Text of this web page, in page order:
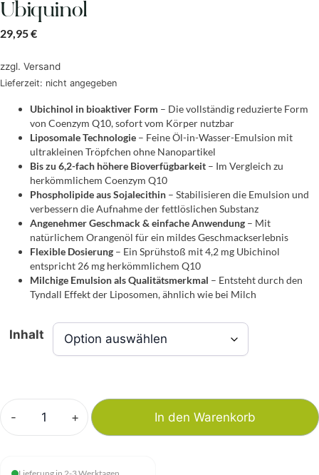
Ubiquinol
29,95€
zzgl. Versand
Lieferzeit: nicht angegeben
Ubichinol in bioaktiver Form – Die vollständig reduzierte Form
von Coenzym Q10, sofort vom Körper nutzbar
Liposomale Technologie – Feine Öl-in-Wasser-Emulsion mit
ultrakleinen Tröpfchen ohne Nanopartikel
Bis zu 6,2-fach höhere Bioverfügbarkeit – Im Vergleich zu
herkömmlichem Coenzym Q10
Phospholipide aus Sojalecithin – Stabilisieren die Emulsion und
verbessern die Aufnahme der fettlöslichen Substanz
Angenehmer Geschmack & einfache Anwendung – Mit
natürlichem Orangenöl für ein mildes Geschmackserlebnis
Flexible Dosierung – Ein Sprühstoß mit 4,2 mg Ubichinol
entspricht 26 mg herkömmlichem Q10
Milchige Emulsion als Qualitätsmerkmal – Entsteht durch den
Tyndall Effekt der Liposomen, ähnlich wie bei Milch
Inhalt
-
Natugena
+ In den Warenkorb